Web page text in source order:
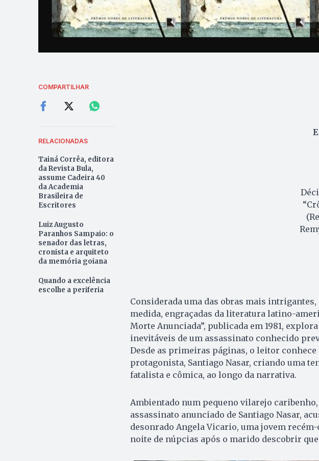
COMPARTILHAR
RELACIONADAS
Tainá Corrêa, editora
da Revista Bula,
assume Cadeira 40
da Academia
Brasileira de
Escritores
Luiz Augusto
Paranhos Sampaio: o
senador das letras,
cronista e arquiteto
da memória goiana
Quando a excelência
escolhe a periferia
Considerada uma das obras mais
medida, engraçadas da literatura latino-
Morte Anunciada”, publicada em 1981,
inevitáveis de um assassinato conhecido
Desde as primeiras páginas, o leitor
protagonista, Santiago Nasar, criando uma
fatalista e cômica, ao longo da narrativa.
Ambientado num pequeno vilarejo
assassinato anunciado de Santiago Nasar,
desonrado Angela Vicario, uma jovem
noite de núpcias após o marido descobrir